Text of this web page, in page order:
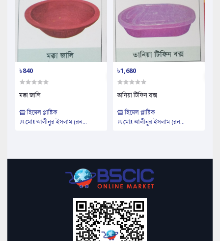
৳840
মক্কা জালি
হিমেল প্লাষ্টিক
মোঃ আলীনুর ইসলাম (রন...
৳1,680
তানিয়া টিফিন বক্স
হিমেল প্লাষ্টিক
মোঃ আলীনুর ইসলাম (রন...